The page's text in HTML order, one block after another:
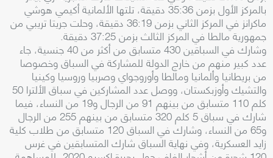
بالمركز الأول بزمن 35:36 دقيقة، تلتها الألمانية أكيمي هوشي
ماكرانز في المركز الثاني بزمن 36:19 دقيقة، وحلت جريتا تريبي من
جمهورية مالطا في المركز الثالث بزمن 37:25 دقيقة.
وشارك في السباقين 430 متسابق من أكثر من 40 جنسية، جاء
عدد كبير منهم من خارج الدولة للمشاركة في السباق وخصوصا
من بريطانيا وألمانيا ومالطا وأوروجواي وصربيا وروسيا وكينيا
والتشيك وأوزبكستان، ووصل عدد المشاركين في سباق الألترا 50
كلم 110 متسابق من بينهم 91 من الرجال و19 من النساء، فيما
شارك في سباق 5 كلم 320 متسابق من بينهم 255 من الرجال
و65 من النساء، وشارك في السباق 120 متسابق من طلاب كلية
زايد العسكرية، وفي نهاية السباق شارك المتسابقين في غرس